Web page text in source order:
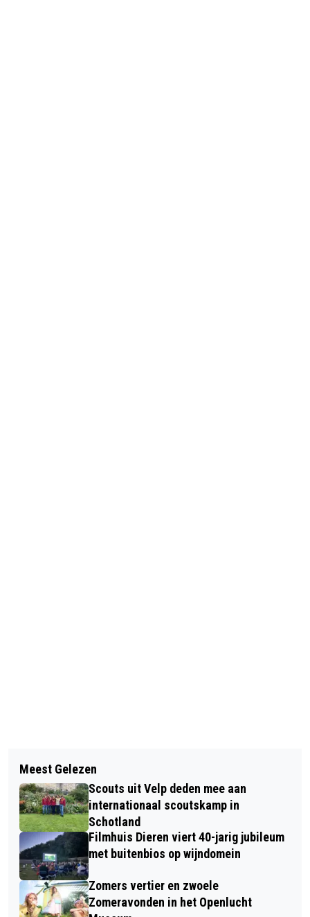
WERKZAAMHEDEN OP
BEGRAAFPLAATS DE PINKEL LIGGEN
VOORLOPIG STIL
INWONERS RHEDEN WINNEN WEER BIJ
POSTCODE LOTERIJ STRAATPRIJS
Meest Gelezen
Scouts uit Velp deden mee aan
internationaal scoutskamp in
Schotland
Filmhuis Dieren viert 40-jarig jubileum
met buitenbios op wijndomein
Zomers vertier en zwoele
Zomeravonden in het Openlucht